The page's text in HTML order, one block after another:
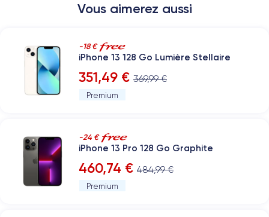
Vous aimerez aussi
-18 €
iPhone 13 128 Go Lumière Stellaire
351,49 € 369,99 €
Premium
-24 €
iPhone 13 Pro 128 Go Graphite
460,74 € 484,99 €
Premium